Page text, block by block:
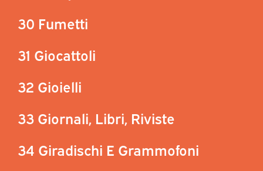
30 Fumetti
31 Giocattoli
32 Gioielli
33 Giornali, Libri, Riviste
34 Giradischi E Grammofoni